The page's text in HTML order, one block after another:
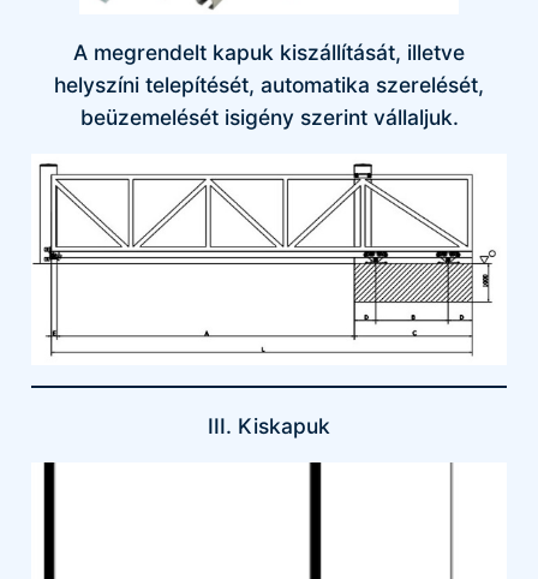
A megrendelt kapuk kiszállítását, illetve
helyszíni telepítését, automatika szerelését,
beüzemelését isigény szerint vállaljuk.
III. Kiskapuk